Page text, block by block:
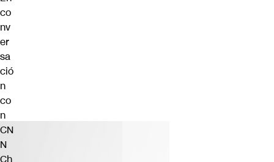
co
nv
er
sa
ció
n
co
n
CN
N
Ch